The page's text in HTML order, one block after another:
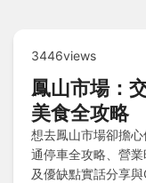
3446views
鳳山市場：
美食全攻略
想去鳳山市場卻擔
通停車全攻略、營
及優缺點實話分享